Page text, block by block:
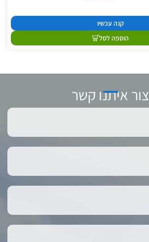
קנה עכשיו
הוספה לסל
צור איתנו קשר